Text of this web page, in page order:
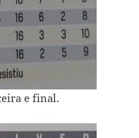
e final.